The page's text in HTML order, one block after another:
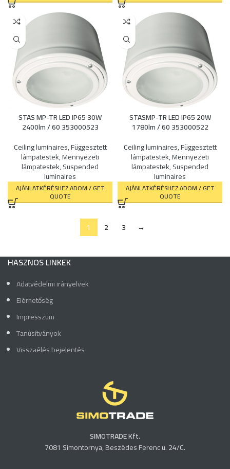
STAS MP-TR LED IP65 30W
2400lm / 60 353000523
Ceiling luminaires,Függesztett
lámpatestek,Mennyezeti
lámpatestek,Suspended
luminaires
AJÁNLATKÉRÉSHEZ ADOM / GET
QUOTE
STASMP-TR LED IP65 20W
1780lm / 60 353000522
Ceiling luminaires,Függesztett
lámpatestek,Mennyezeti
lámpatestek,Suspended
luminaires
AJÁNLATKÉRÉSHEZ ADOM / GET
QUOTE
1 2 3 →
HASZNOS LINKEK
Adatvédelmi irányelvek
Elérhetőség
Impresszum
Tanúsítványok
Visszaélés bejelentés
SIMOTRADE Kft.
7081 Simontornya, Beszédes Ferenc u. 24/C.